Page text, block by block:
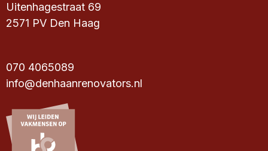
Uitenhagestraat 69
2571 PV Den Haag
070 4065089
info@denhaanrenovators.nl